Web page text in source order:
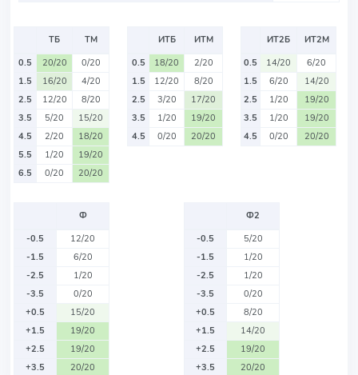
ТБ
ТМ
0.5
20/20
0/20
1.5
16/20
4/20
2.5
12/20
8/20
3.5
5/20
15/20
4.5
2/20
18/20
5.5
1/20
19/20
6.5
0/20 20/20
ИТБ
ИТМ
0.5
18/20
2/20
1.5
12/20
8/20
2.5
3/20
17/20
3.5
1/20
19/20
4.5
0/20 20/20
ИТ2Б
ИТ2М
0.5
14/20
6/20
1.5
6/20
14/20
2.5
1/20
19/20
3.5
1/20
19/20
4.5
0/20 20/20
Ф
-0.5
12/20
-1.5
6/20
-2.5
1/20
-3.5
0/20
+0.5
15/20
+1.5
19/20
+2.5
19/20
+3.5
20/20
Ф2
-0.5
5/20
-1.5
1/20
-2.5
1/20
-3.5
0/20
+0.5
8/20
+1.5
14/20
+2.5
19/20
+3.5
20/20